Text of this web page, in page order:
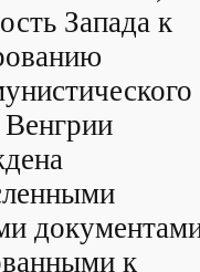
Запада к
к